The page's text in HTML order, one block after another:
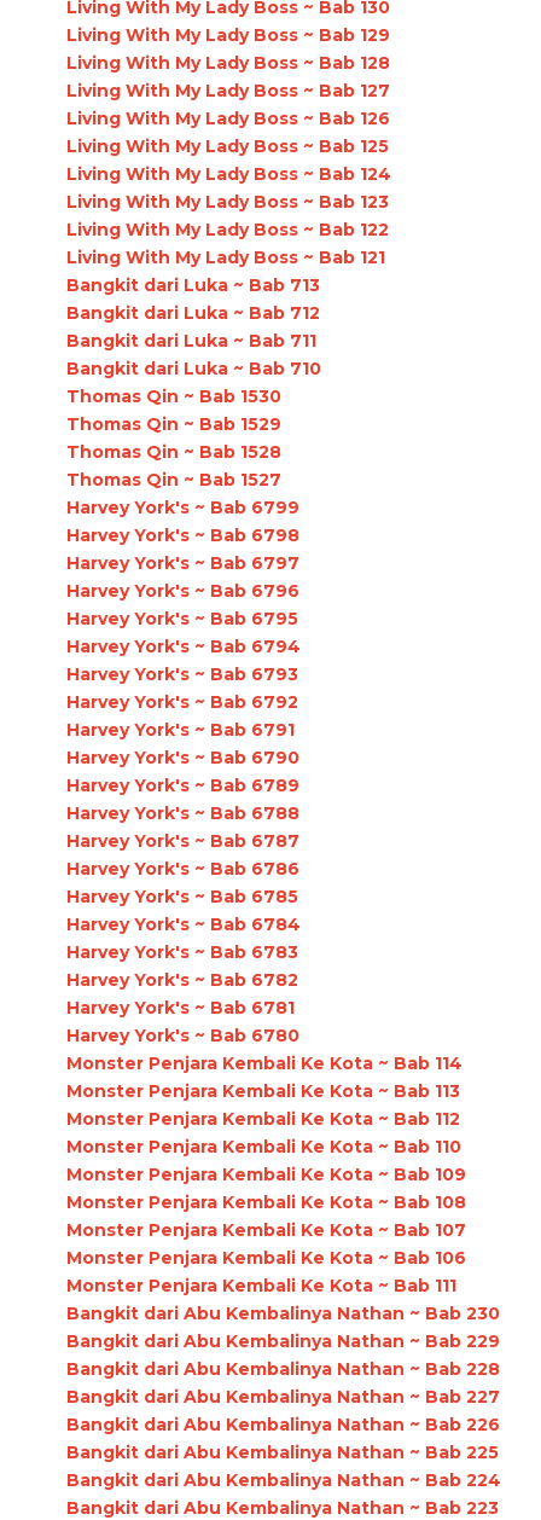
Living With My Lady Boss ~ Bab 130
Living With My Lady Boss ~ Bab 129
Living With My Lady Boss ~ Bab 128
Living With My Lady Boss ~ Bab 127
Living With My Lady Boss ~ Bab 126
Living With My Lady Boss ~ Bab 125
Living With My Lady Boss ~ Bab 124
Living With My Lady Boss ~ Bab 123
Living With My Lady Boss ~ Bab 122
Living With My Lady Boss ~ Bab 121
Bangkit dari Luka ~ Bab 713
Bangkit dari Luka ~ Bab 712
Bangkit dari Luka ~ Bab 711
Bangkit dari Luka ~ Bab 710
Thomas Qin ~ Bab 1530
Thomas Qin ~ Bab 1529
Thomas Qin ~ Bab 1528
Thomas Qin ~ Bab 1527
Harvey York's ~ Bab 6799
Harvey York's ~ Bab 6798
Harvey York's ~ Bab 6797
Harvey York's ~ Bab 6796
Harvey York's ~ Bab 6795
Harvey York's ~ Bab 6794
Harvey York's ~ Bab 6793
Harvey York's ~ Bab 6792
Harvey York's ~ Bab 6791
Harvey York's ~ Bab 6790
Harvey York's ~ Bab 6789
Harvey York's ~ Bab 6788
Harvey York's ~ Bab 6787
Harvey York's ~ Bab 6786
Harvey York's ~ Bab 6785
Harvey York's ~ Bab 6784
Harvey York's ~ Bab 6783
Harvey York's ~ Bab 6782
Harvey York's ~ Bab 6781
Harvey York's ~ Bab 6780
Monster Penjara Kembali Ke Kota ~ Bab 114
Monster Penjara Kembali Ke Kota ~ Bab 113
Monster Penjara Kembali Ke Kota ~ Bab 112
Monster Penjara Kembali Ke Kota ~ Bab 110
Monster Penjara Kembali Ke Kota ~ Bab 109
Monster Penjara Kembali Ke Kota ~ Bab 108
Monster Penjara Kembali Ke Kota ~ Bab 107
Monster Penjara Kembali Ke Kota ~ Bab 106
Monster Penjara Kembali Ke Kota ~ Bab 111
Bangkit dari Abu Kembalinya Nathan ~ Bab 230
Bangkit dari Abu Kembalinya Nathan ~ Bab 229
Bangkit dari Abu Kembalinya Nathan ~ Bab 228
Bangkit dari Abu Kembalinya Nathan ~ Bab 227
Bangkit dari Abu Kembalinya Nathan ~ Bab 226
Bangkit dari Abu Kembalinya Nathan ~ Bab 225
Bangkit dari Abu Kembalinya Nathan ~ Bab 224
Bangkit dari Abu Kembalinya Nathan ~ Bab 223